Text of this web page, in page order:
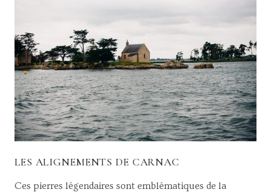
LES ALIGNEMENTS DE CARNAC
Ces pierres légendaires sont emblématiques de la